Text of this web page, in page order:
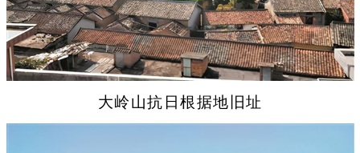
大岭山抗日根据地旧址